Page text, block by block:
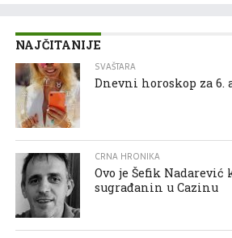
NAJČITANIJE
SVAŠTARA
Dnevni horoskop za 6.
CRNA HRONIKA
Ovo je Šefik Nadarević
sugrađanin u Cazinu